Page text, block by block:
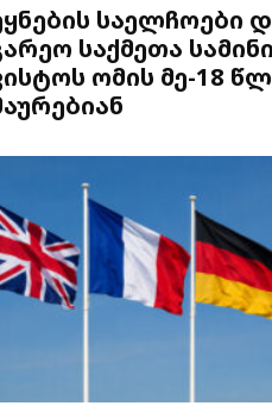
საელჩოები
საქმეთა
ომის მე-18